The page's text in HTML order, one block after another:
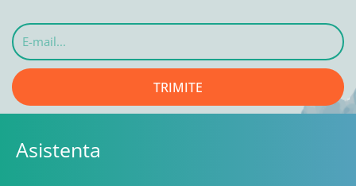
E-
mail...
TRIMITE
Asistenta